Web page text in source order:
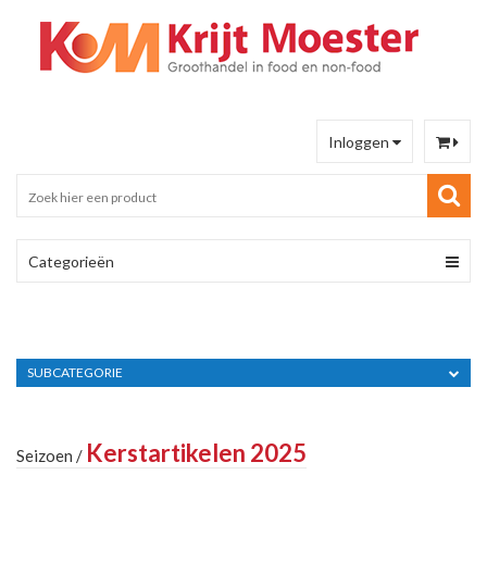
Inloggen
Categorieën
SUBCATEGORIE
Seizoen / Kerstartikelen 2025